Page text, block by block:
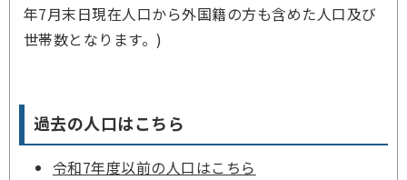
年7月末日現在人口から外国籍の方も含めた人口及び
世帯数となります。)
過去の人口はこちら
令和7年度以前の人口はこちら